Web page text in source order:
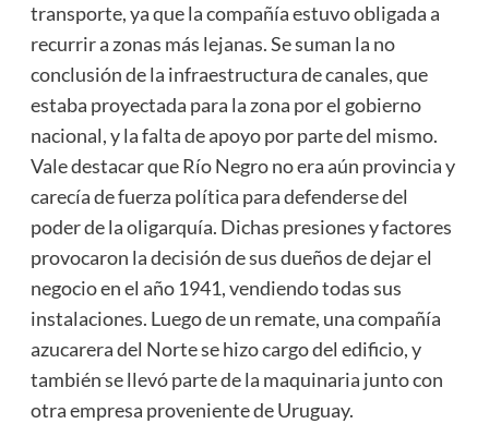
transporte, ya que la compañía estuvo obligada a
recurrir a zonas más lejanas. Se suman la no
conclusión de la infraestructura de canales, que
estaba proyectada para la zona por el gobierno
nacional, y la falta de apoyo por parte del mismo.
Vale destacar que Río Negro no era aún provincia y
carecía de fuerza política para defenderse del
poder de la oligarquía. Dichas presiones y factores
provocaron la decisión de sus dueños de dejar el
negocio en el año 1941, vendiendo todas sus
instalaciones. Luego de un remate, una compañía
azucarera del Norte se hizo cargo del edificio, y
también se llevó parte de la maquinaria junto con
otra empresa proveniente de Uruguay.